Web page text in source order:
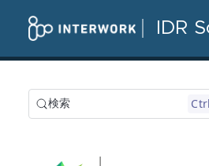
IDR
検索 Ctrl